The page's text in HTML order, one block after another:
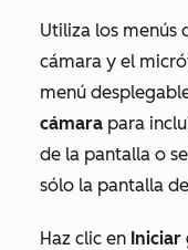
Utiliza los menús
cámara y el
menú
cámara para
de la pantalla o
sólo la pantalla
Haz clic en Iniciar